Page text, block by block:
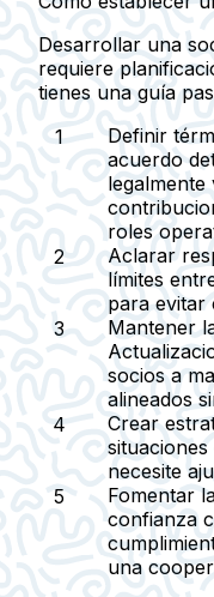
Desarrollar una
requiere
tienes una guía
Definir
acuerdo
legalmente
roles
Aclarar
límites
para evitar
Mantener
socios a
alineados
Crear
necesite
Fomentar
confianza
una